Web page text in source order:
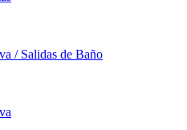
/ Salidas de Baño